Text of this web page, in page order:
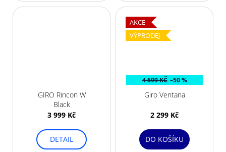
GIRO Rincon W
Black
3 999 Kč
DETAIL
AKCE
VÝPRODEJ
4 599 KČ –50 %
Giro Ventana
2 299 Kč
DO KOŠÍKU